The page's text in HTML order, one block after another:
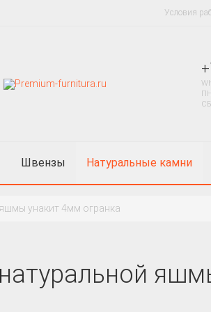
Условия
Швензы Натуральные камни
унакит 4мм огранка